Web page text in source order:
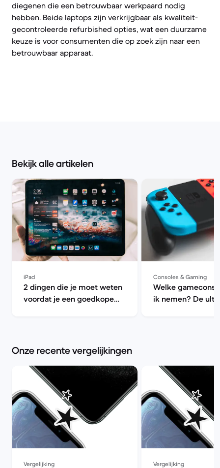
diegenen die een betrouwbaar werkpaard nodig
hebben. Beide laptops zijn verkrijgbaar als kwaliteit-
gecontroleerde refurbished opties, wat een duurzame
keuze is voor consumenten die op zoek zijn naar een
betrouwbaar apparaat.
Bekijk alle artikelen
iPad
2 dingen die je moet weten
voordat je een goedkope
Consoles & Gaming
Welke
ik nemen? De
Onze recente vergelijkingen
Vergelijking Vergelijking